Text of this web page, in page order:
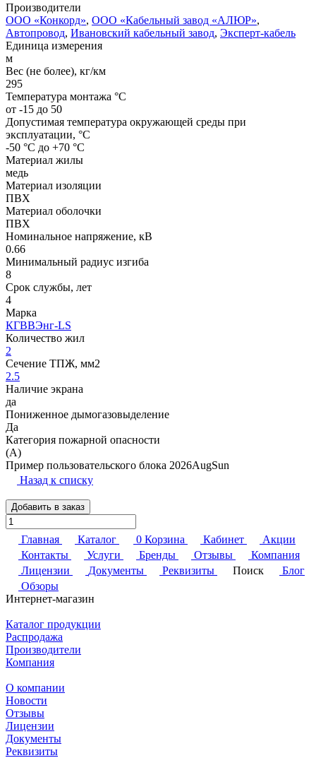
Производители
ООО «Конкорд», ООО «Кабельный завод «АЛЮР»,
Автопровод, Ивановский кабельный завод, Эксперт-кабель
Единица измерения
м
Вес (не более), кг/км
295
Температура монтажа °C
от -15 до 50
Допустимая температура окружающей среды при
эксплуатации, °C
-50 °С до +70 °С
Материал жилы
медь
Материал изоляции
ПВХ
Материал оболочки
ПВХ
Номинальное напряжение, кВ
0.66
Минимальный радиус изгиба
8
Срок службы, лет
4
Марка
КГВВЭнг-LS
Количество жил
2
Сечение ТПЖ, мм2
2.5
Наличие экрана
да
Пониженное дымогазовыделение
Да
Категория пожарной опасности
(A)
Пример пользовательского блока 2026AugSun
Назад к списку
Добавить в заказ
Главная Каталог 0 Корзина Кабинет
Акции
Контакты
Услуги Бренды Отзывы
Компания
Лицензии
Документы Реквизиты Поиск
Блог
Обзоры
Интернет-магазин
Каталог продукции
Распродажа
Производители
Компания
О компании
Новости
Отзывы
Лицензии
Документы
Реквизиты